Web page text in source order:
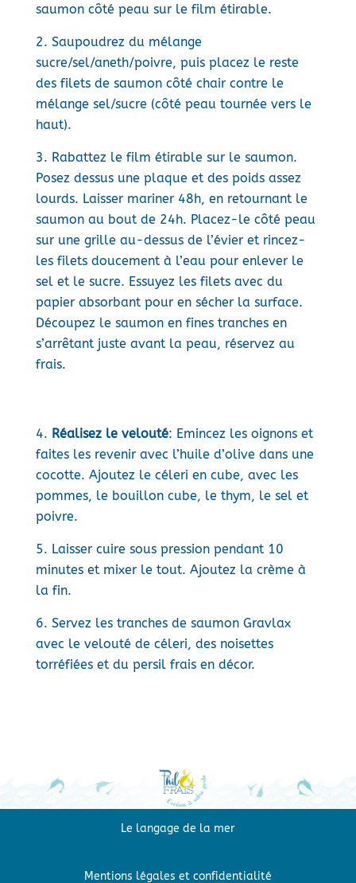
saumon côté peau sur le film étirable.
Saupoudrez du mélange
sucre/sel/aneth/poivre, puis placez le reste
des filets de saumon côté chair contre le
mélange sel/sucre (côté peau tournée vers le
haut).
Rabattez le film étirable sur le saumon.
Posez dessus une plaque et des poids assez
lourds. Laisser mariner 48h, en retournant le
saumon au bout de 24h. Placez-le côté peau
sur une grille au-dessus de l’évier et rincez-
les filets doucement à l’eau pour enlever le
sel et le sucre. Essuyez les filets avec du
papier absorbant pour en sécher la surface.
Découpez le saumon en fines tranches en
s’arrêtant juste avant la peau, réservez au
frais.
Réalisez le velouté: Emincez les oignons et
faites les revenir avec l’huile d’olive dans une
cocotte. Ajoutez le céleri en cube, avec les
pommes, le bouillon cube, le thym, le sel et
poivre.
Laisser cuire sous pression pendant 10
minutes et mixer le tout. Ajoutez la crème à
la fin.
Servez les tranches de saumon Gravlax
avec le velouté de céleri, des noisettes
torréfiées et du persil frais en décor.
Le langage de la mer
Mentions légales et confidentialité